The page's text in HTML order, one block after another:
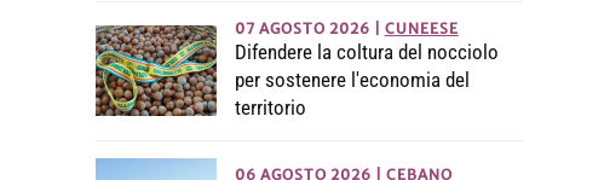
07 AGOSTO 2026 CUNEESE
Difendere la coltura del nocciolo
per sostenere l'economia del
territorio
06 AGOSTO 2026 CEBANO